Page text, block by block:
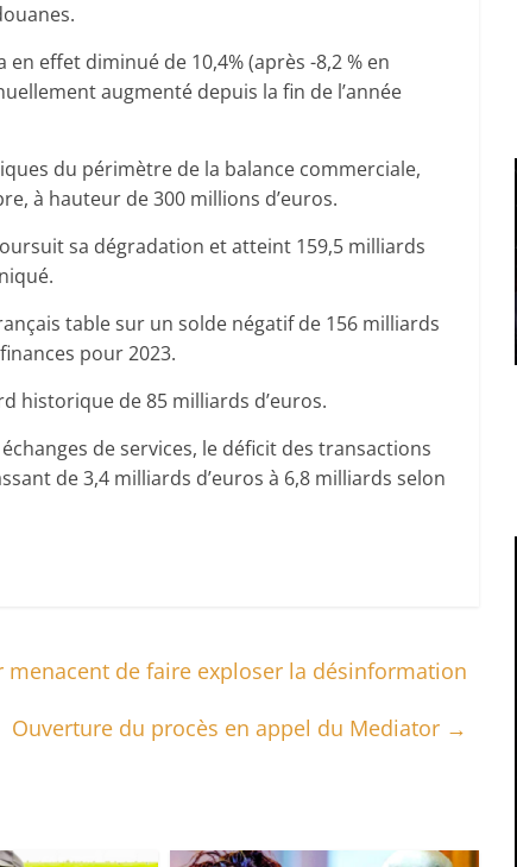
effet diminué de 10,4% (après -8,2 % en
augmenté depuis la fin de l’année
du périmètre de la balance commerciale,
à hauteur de 300 millions d’euros.
sa dégradation et atteint 159,5 milliards
table sur un solde négatif de 156 milliards
pour 2023.
historique de 85 milliards d’euros.
de services, le déficit des transactions
de 3,4 milliards d’euros à 6,8 milliards selon
de faire exploser la désinformation
Ouverture du procès en appel du Mediator →